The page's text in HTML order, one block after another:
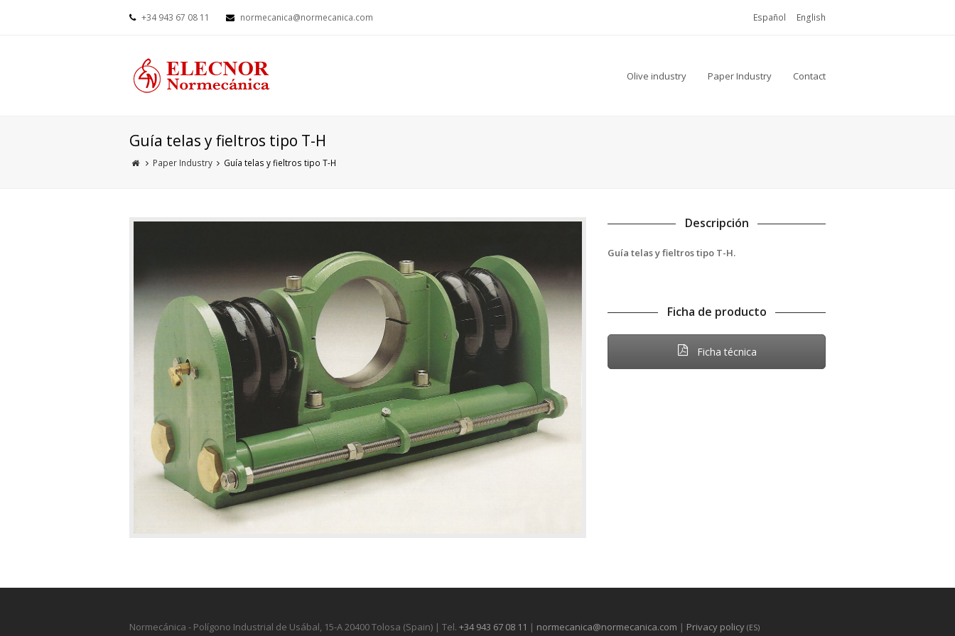
+34 943 67 08 11 normecanica@normecanica.com Español English
Olive industry Paper Industry Contact
Guía telas y fieltros tipo T-H
Paper Industry Guía telas y fieltros tipo T-H
Descripción
Guía telas y fieltros tipo T-H.
Ficha de producto
Ficha técnica
Normecánica - Polígono Industrial de Usábal, 15-A 20400 Tolosa (Spain) | Tel. +34 943 67 08 11 | normecanica@normecanica.com | Privacy policy (ES)